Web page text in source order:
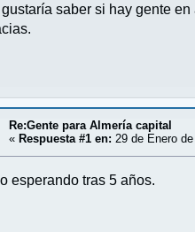
gustaría saber si hay gente
Re:Gente para Almería capital
« Respuesta #1 en: 29 de Enero
esperando tras 5 años.